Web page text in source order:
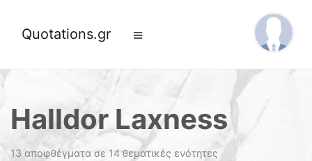
Quotations.gr
Halldor Laxness
13 αποφθέγματα σε 14 θεματικές ενότητες